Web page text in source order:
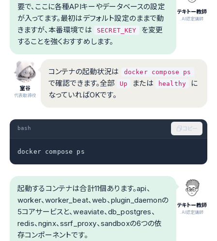
テキトー教師
.AI認定講師
要で、ここに各種APIキーやデータベースの設定
が入ってます。最初はデフォルト設定のままで動
きますが、本番環境では
SECRET_KEY
を変更
することを強くおすすめします。
室谷
代表取締役
コンテナの起動状況は docker compose ps
で確認できます。全部 Up または healthy
に
なっていればOKです。
bash コピー
docker compose ps
テキトー教師
.AI認定講師
起動するコンテナは合計11個あります。api、
worker、worker_beat、web、plugin_daemonの
5コアサービスと、weaviate、db_postgres、
redis、nginx、ssrf_proxy、sandboxの6つの依
存コンポーネントです。